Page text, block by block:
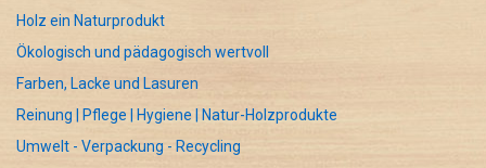
Holz ein Naturprodukt
Ökologisch und pädagogisch wertvoll
Farben, Lacke und Lasuren
Reinung | Pflege | Hygiene | Natur-Holzprodukte
Umwelt - Verpackung - Recycling